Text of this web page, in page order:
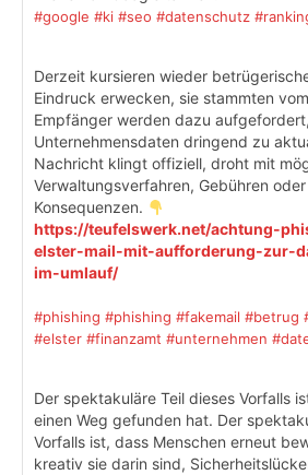
#google #ki #seo #datenschutz
Derzeit kursieren wieder
Eindruck erwecken, sie stammten
Empfänger werden dazu
Unternehmensdaten dringend zu
Nachricht klingt offiziell, droht mit
Verwaltungsverfahren, Gebühren
Konsequenzen.
https://teufelswerk.net/achtung-
elster-mail-mit-aufforderung-zur-
im-umlauf/
#phishing #phishing #fakemail #betrug
#elster #finanzamt #unternehmen
Der spektakuläre Teil dieses Vorfalls
einen Weg gefunden hat. Der
Vorfalls ist, dass Menschen erneut
kreativ sie darin sind,